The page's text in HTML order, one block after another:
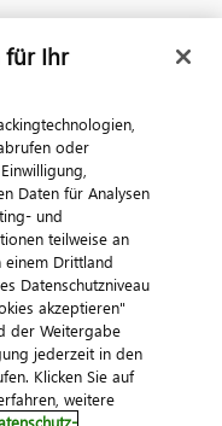
uns
für Ihr
oder
Daten für Analysen
und
teilweise an
einem Drittland
Datenschutzniveau
akzeptieren"
der Weitergabe
jederzeit in den
Klicken Sie auf
weitere